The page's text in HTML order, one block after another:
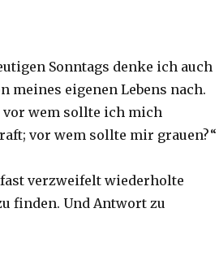
Sonntags denke ich auch
meines eigenen Lebens nach.
wem sollte ich mich
vor wem sollte mir grauen?“
fast verzweifelt wiederholte
finden. Und Antwort zu